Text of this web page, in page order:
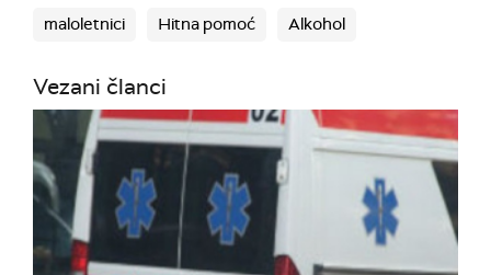
maloletnici Hitna pomoć Alkohol
Vezani članci